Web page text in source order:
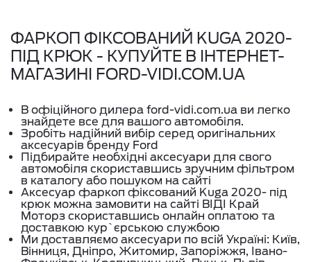
ФАРКОП ФІКСОВАНИЙ KUGA 2020-
ПІД КРЮК - КУПУЙТЕ В ІНТЕРНЕТ-
МАГАЗИНІ FORD-VIDI.COM.UA
В офіційного дилера ford-vidi.com.ua ви легко
знайдете все для вашого автомобіля.
Зробіть надійний вибір серед оригінальних
аксесуарів бренду Ford
Підбирайте необхідні аксесуари для свого
автомобіля скориставшись зручним фільтром
в каталогу або пошуком на сайті
Аксесуар фаркоп фіксований Kuga 2020- під
крюк можна замовити на сайті ВІДІ Край
Моторз скориставшись онлайн оплатою та
доставкою кур`єрською службою
Ми доставляємо аксесуари по всій Україні: Київ,
Вінниця, Дніпро, Житомир, Запоріжжя, Івано-